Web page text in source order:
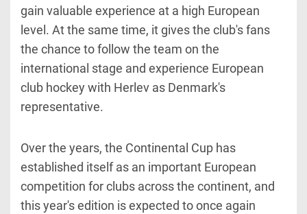
gain valuable experience at a high European
level. At the same time, it gives the club's fans
the chance to follow the team on the
international stage and experience European
club hockey with Herlev as Denmark's
representative.
Over the years, the Continental Cup has
established itself as an important European
competition for clubs across the continent, and
this year's edition is expected to once again